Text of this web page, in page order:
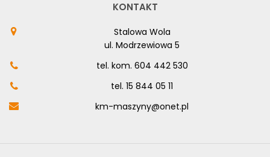
KONTAKT
Stalowa Wola
ul. Modrzewiowa 5
tel. kom. 604 442 530
tel. 15 844 05 11
km-maszyny@onet.pl